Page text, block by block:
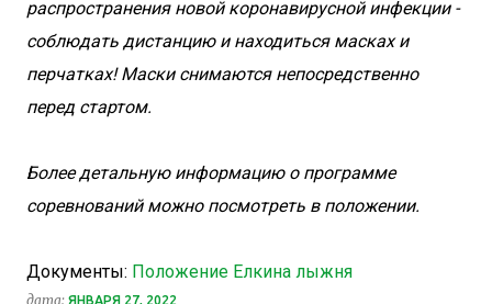
распространения новой коронавирусной инфекции -
соблюдать дистанцию и находиться масках и
перчатках! Маски снимаются непосредственно
перед стартом.
Более детальную информацию о программе
соревнований можно посмотреть в положении.
Документы: Положение Елкина лыжня
дата: ЯНВАРЯ 27, 2022